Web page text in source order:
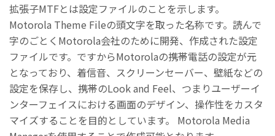
拡張子MTFとは設定ファイルのことを示します。
Motorola Theme Fileの頭文字を取った名称です。読んで
字のごとくMotorola会社のために開発、作成された設定
ファイルです。ですからMotorolaの携帯電話の設定が元
となっており、着信音、スクリーンセーバー、壁紙などの
設定を保存し、携帯のLook and Feel、つまりユーザーイ
ンターフェイスにおける画面のデザイン、操作性をカスタ
マイズすることを目的としています。 Motorola Media